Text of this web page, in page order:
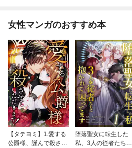
女性マンガのおすすめ本
【タテヨミ】1.愛する
公爵様、謹んで殺させ
堕落聖女に転生した
私、3人の従者たちに